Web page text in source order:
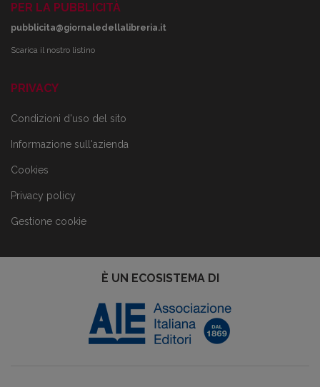
PER LA PUBBLICITÀ
pubblicita@giornaledellalibreria.it
Scarica il nostro listino
PRIVACY
Condizioni d'uso del sito
Informazione sull'azienda
Cookies
Privacy policy
Gestione cookie
È UN ECOSISTEMA DI